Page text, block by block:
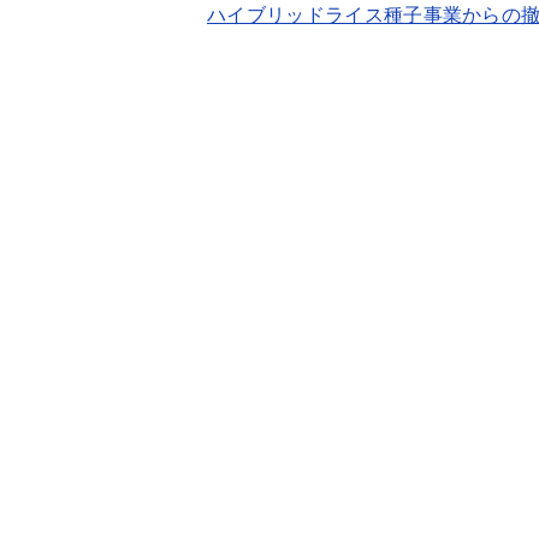
ハイブリッドライス種子事業からの